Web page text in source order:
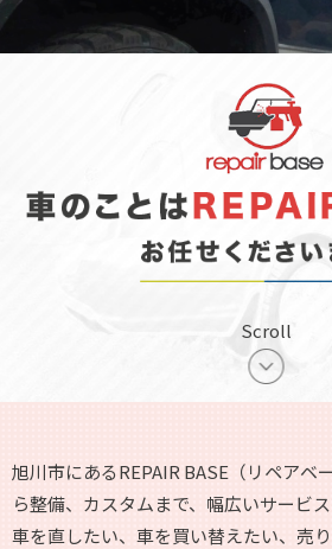
Scroll
旭川市にあるREPAIR BASE（リペアベ
ら整備、カスタムまで、幅広いサービス
車を直したい、車を買い替えたい、売